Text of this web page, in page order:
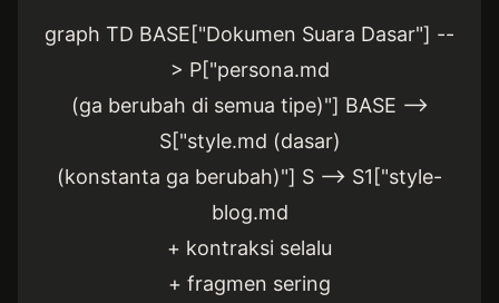
graph TD BASE["Dokumen Suara Dasar"] --
> P["persona.md
(ga berubah di semua tipe)"] BASE -->
S["style.md (dasar)
(konstanta ga berubah)"] S --> S1["style-
blog.md
+ kontraksi selalu
+ fragmen sering